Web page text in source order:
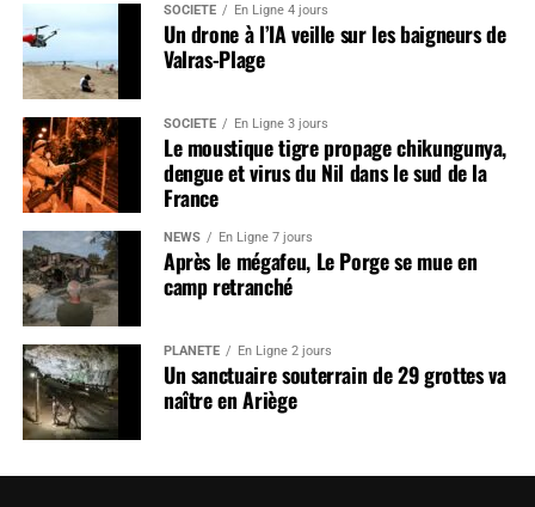
SOCIÉTÉ En Ligne 4 jours
Un drone à l’IA veille sur les baigneurs de
Valras-Plage
SOCIÉTÉ En Ligne 3 jours
Le moustique tigre propage chikungunya,
dengue et virus du Nil dans le sud de la
France
NEWS En Ligne 7 jours
Après le mégafeu, Le Porge se mue en
camp retranché
PLANÈTE En Ligne 2 jours
Un sanctuaire souterrain de 29 grottes va
naître en Ariège